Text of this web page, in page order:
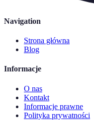
Navigation
Strona główna
Blog
Informacje
O nas
Kontakt
Informacje prawne
Polityka prywatności